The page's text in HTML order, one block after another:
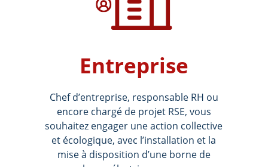
Entreprise
Chef d’entreprise, responsable RH ou
encore chargé de projet RSE, vous
souhaitez engager une action collective
et écologique, avec l’installation et la
mise à disposition d’une borne de